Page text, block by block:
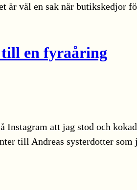
är väl en sak när
en fyraåring
Instagram att jag stod och
till Andreas systerdotter